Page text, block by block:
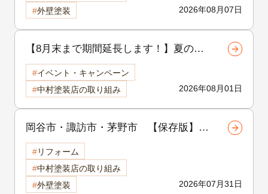
2026年08月07日
外壁塗装
【8月末まで期間延長します！】夏の地
域感謝祭開催中！外壁・屋根リフォーム
をご検討中の方へ
2026年08月01日
イベント・キャンペーン
中村塗装店の取り組み
岡谷市・諏訪市・茅野市 【保存版】外
壁塗装の品質は「補修」で決まる！塗装
前に行う下地補修の重要性を徹底解説
2026年07月31日
リフォーム
中村塗装店の取り組み
外壁塗装